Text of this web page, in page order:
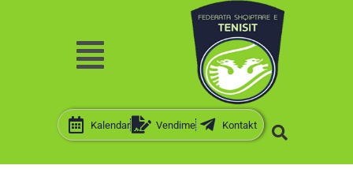
Kalendar Vendime Kontakt